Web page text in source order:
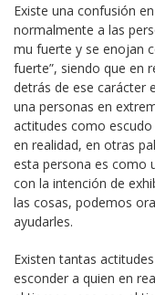
Existe una confusión
normalmente a las
mu fuerte y se enojan
fuerte”, siendo que en
detrás de ese carácter
una personas en
actitudes como
en realidad, en otras
esta persona es como
con la intención de
las cosas, podemos
ayudarles.
Existen tantas
esconder a quien en